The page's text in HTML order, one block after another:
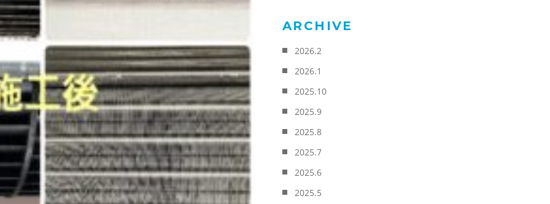
ARCHIVE
2026.2
2026.1
2025.10
2025.9
2025.8
2025.7
2025.6
2025.5